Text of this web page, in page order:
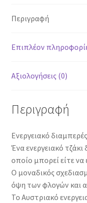
Περιγραφή
Επιπλέον
Αξιολογήσεις (0)
Περιγραφή
Ενεργειακό
Ένα ενεργειακό
οποίο μπορεί είτε να
Ο μοναδικός
όψη των φλογών και
Το Αυστριακό